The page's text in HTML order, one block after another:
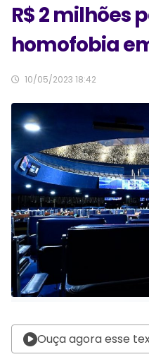
R$ 2 milhões
homofobia
10/05/2023 18:42
Ouça agora esse